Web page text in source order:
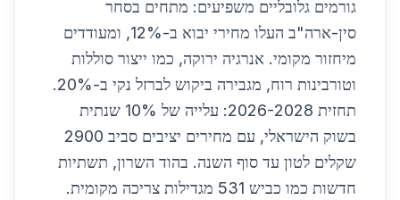
גורמים גלובליים משפיעים: מתחים בסחר
סין-ארה"ב העלו מחירי יבוא ב-12%, ומעודדים
מיחזור מקומי. אנרגיה ירוקה, כמו ייצור סוללות
וטורבינות רוח, מגבירה ביקוש לברזל נקי ב-20%.
תחזית 2026-2028: עלייה של 10% שנתית
בשוק הישראלי, עם מחירים יציבים סביב 2900
שקלים לטון עד סוף השנה. בהוד השרון, תשתיות
חדשות כמו כביש 531 מגדילות צריכה מקומית.